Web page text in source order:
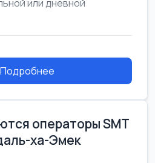
или дневной
дл...
Подробнее
операторы SMT
ха-Эмек